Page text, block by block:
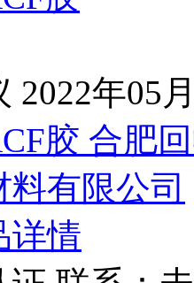
2022年05
胶 合肥
有限公司
详情